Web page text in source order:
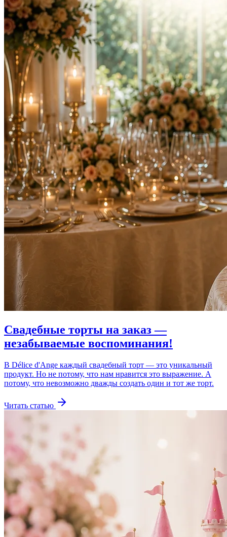
Свадебные торты на заказ —
незабываемые воспоминания!
В Délice d'Ange каждый свадебный торт — это уникальный
продукт. Но не потому, что нам нравится это выражение. А
потому, что невозможно дважды создать один и тот же торт.
Читать статью